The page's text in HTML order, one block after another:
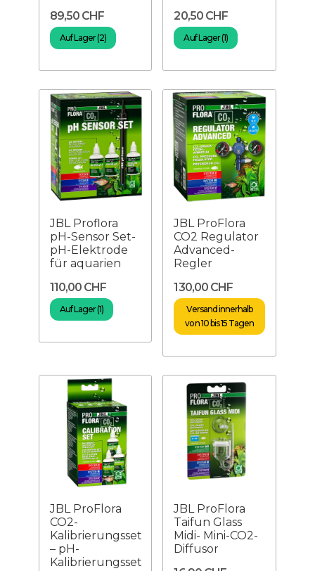
89,50 CHF
Auf Lager (2)
20,50 CHF
Auf Lager (1)
JBL Proflora
pH-Sensor Set-
pH-Elektrode
für aquarien
110,00 CHF
Auf Lager (1)
JBL ProFlora
CO2 Regulator
Advanced-
Regler
130,00 CHF
Versand innerhalb
von 10 bis 15 Tagen
JBL ProFlora
CO2-
Kalibrierungsset
– pH-
Kalibrierungsset
JBL ProFlora
Taifun Glass
Midi- Mini-CO2-
Diffusor